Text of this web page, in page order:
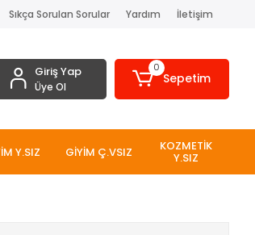
Sıkça Sorulan Sorular Yardım İletişim
Giriş Yap
Üye Ol
0
Sepetim
Y.SIZ GİYİM Ç.VSIZ KOZMETİK
Y.SIZ